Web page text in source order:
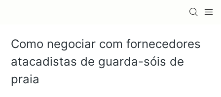
Como negociar com fornecedores
atacadistas de guarda-sóis de
praia